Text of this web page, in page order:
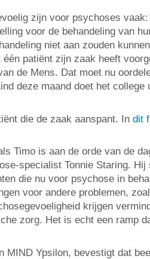
zijn voor psychoses
voor de behandeling van
niet aan zouden
patiënt zijn zaak heeft
de Mens. Dat moet nu
deze maand doet het college
die de zaak aanspant. In dit
Timo is aan de orde van de
specialist Tonnie Staring. Hij
die nu voor psychose in
voor andere problemen,
krijgen
zorg. Het is echt een ramp
MIND Ypsilon, bevestigt dat